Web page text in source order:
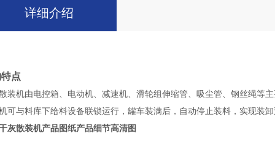
详细介绍
点
装机由电控箱、电动机、减速机、滑轮组伸缩管、吸尘管、钢丝绳等
可与料库下给料设备联锁运行，罐车装满后，自动停止装料，实现装
灰散装机产品图纸产品细节高清图